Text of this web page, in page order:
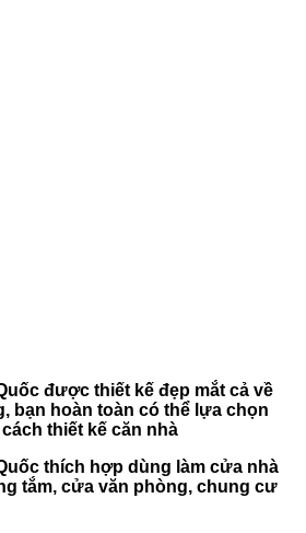
được thiết kế đẹp mắt cả về
bạn hoàn toàn có thể lựa chọn
thiết kế căn nhà
thích hợp dùng làm cửa nhà
tắm, cửa văn phòng, chung cư